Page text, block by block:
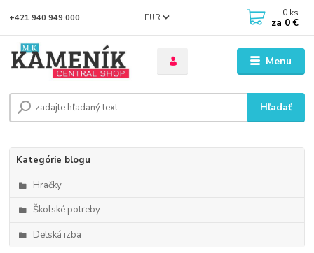
Menu
EUR
Hľadať
+421 940 949 000 0 ks
za 0 €
Kategórie blogu
Hračky
Školské potreby
Detská izba